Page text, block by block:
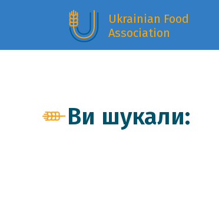
Ukrainian Food
Association
Ви шукали: